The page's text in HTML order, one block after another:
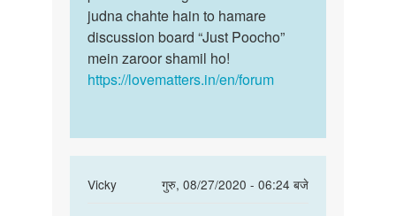
judna chahte hain to hamare
discussion board “Just Poocho”
mein zaroor shamil ho!
https://lovematters.in/en/forum
Vicky
गुरु, 08/27/2020 - 06:24 बजे
In